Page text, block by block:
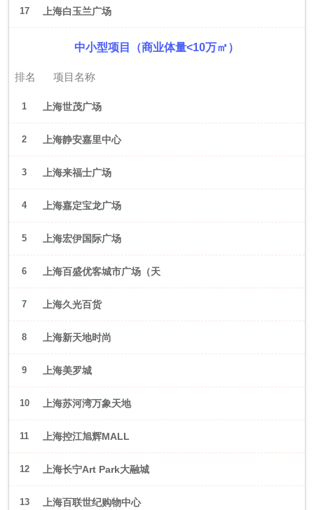
ONE
17 上海白玉兰广场
中小型项目（商业体量<10万㎡）
排名 项目名称
1 上海世茂广场
2 上海静安嘉里中心
3 上海来福士广场
4 上海嘉定宝龙广场
5 上海宏伊国际广场
6 上海百盛优客城市广场（天
山店）
7 上海久光百货
8 上海新天地时尚
9 上海美罗城
10 上海苏河湾万象天地
11 上海控江旭辉MALL
12 上海长宁Art Park大融城
13 上海百联世纪购物中心